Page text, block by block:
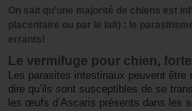
On sait qu’une majorité de chiens est
placentaire ou par le lait) : le
errants!
Le vermifuge pour chien,
Les parasites intestinaux peuvent
dire qu’ils sont susceptibles de se
les œufs d’Ascaris présents dans les